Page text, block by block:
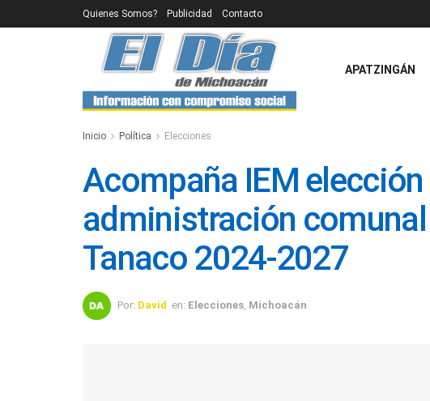
Quienes Somos? Publicidad Contacto
APATZINGÁN
Inicio Política Elecciones
Acompaña IEM
administración comunal
Tanaco 2024-2027
Por: David en: Elecciones Michoacán